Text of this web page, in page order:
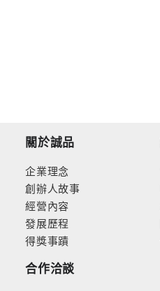
關於誠品
企業理念
創辦人故事
經營內容
發展歷程
得獎事蹟
合作洽談